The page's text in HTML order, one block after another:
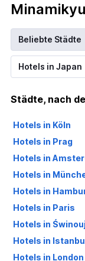
Beliebte Städte
Hotels in Japan
Städte, nach
Hotels in Köln
Hotels in Prag
Hotels in
Hotels in
Hotels in
Hotels in Paris
Hotels in
Hotels in
Hotels in London